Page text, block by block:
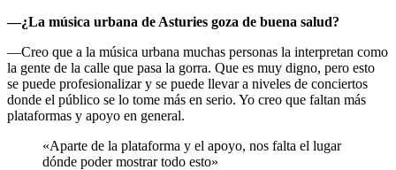
—¿La música urbana de Asturies goza de buena salud?
—Creo que a la música urbana muchas personas la interpretan como
la gente de la calle que pasa la gorra. Que es muy digno, pero esto
se puede profesionalizar y se puede llevar a niveles de conciertos
donde el público se lo tome más en serio. Yo creo que faltan más
plataformas y apoyo en general.
«Aparte de la plataforma y el apoyo, nos falta el lugar
dónde poder mostrar todo esto»